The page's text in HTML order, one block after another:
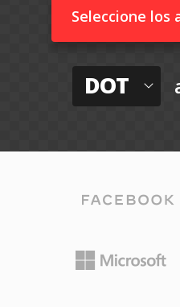
Seleccione los
DOT